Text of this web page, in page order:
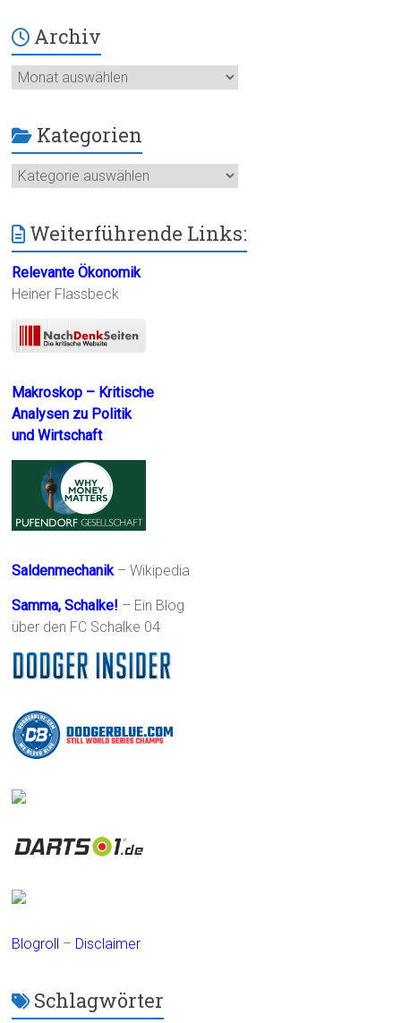
Archiv
Archiv
Kategorien
Kategorien
Weiterführende Links:
Relevante Ökonomik
Heiner Flassbeck
Makroskop – Kritische
Analysen zu Politik
und Wirtschaft
Saldenmechanik– Wikipedia
Samma, Schalke! – Ein Blog
über den FC Schalke 04
Blogroll – Disclaimer
Schlagwörter